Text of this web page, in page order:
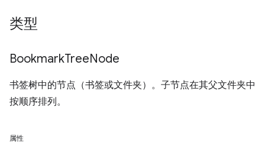
类型
BookmarkTreeNode
书签树中的节点（书签或文件夹）。子节点在其父文件夹中
按顺序排列。
属性